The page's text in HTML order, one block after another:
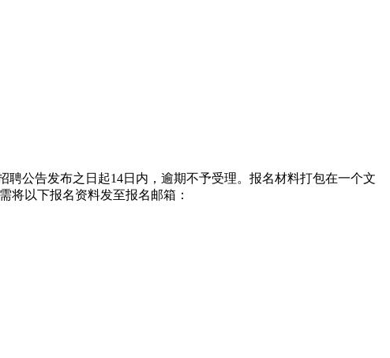
公告发布之日起14日内，逾期不予受理。报名材料打包在一个文
将以下报名资料发至报名邮箱：